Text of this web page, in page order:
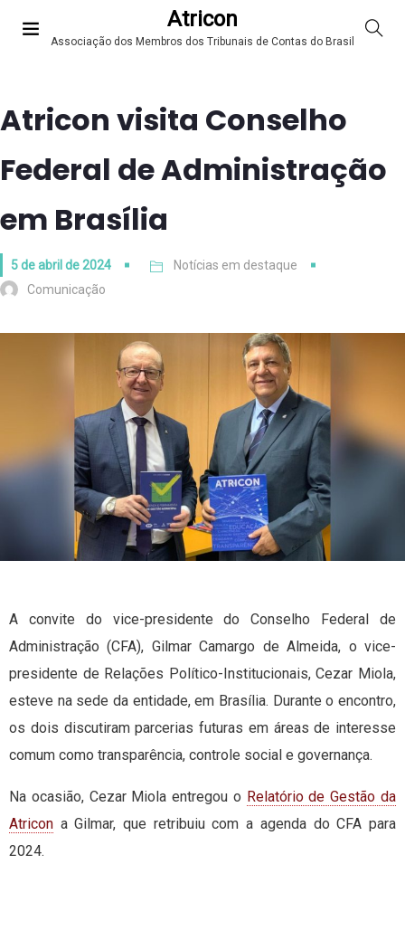
Atricon
Associação dos Membros dos Tribunais de Contas do Brasil
Atricon visita Conselho
Federal de Administração
em Brasília
5 de abril de 2024
Notícias em destaque
Comunicação
A convite do vice-presidente do Conselho Federal de
Administração (CFA), Gilmar Camargo de Almeida, o vice-
presidente de Relações Político-Institucionais, Cezar Miola,
esteve na sede da entidade, em Brasília. Durante o encontro,
os dois discutiram parcerias futuras em áreas de interesse
comum como transparência, controle social e governança.
Na ocasião, Cezar Miola entregou o Relatório de Gestão da
Atricon a Gilmar, que retribuiu com a agenda do CFA para
2024.